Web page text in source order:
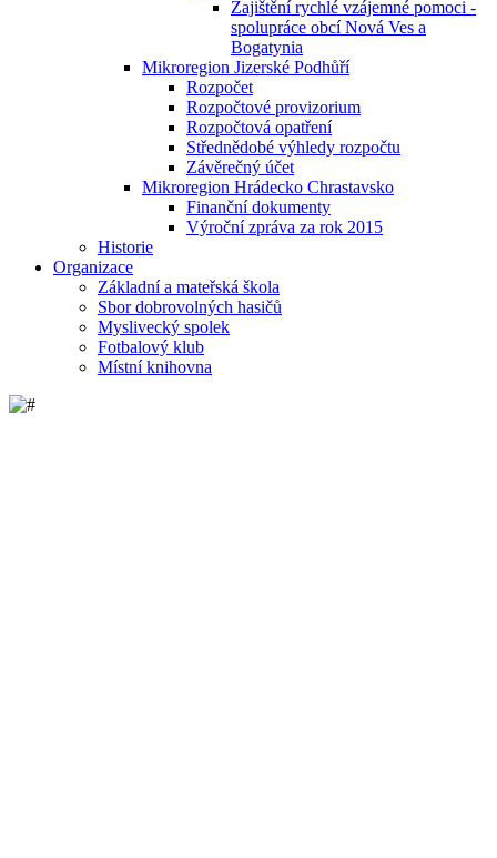
Zajištění rychlé vzájemné pomoci -
spolupráce obcí Nová Ves a
Bogatynia
Mikroregion Jizerské Podhůří
Rozpočet
Rozpočtové provizorium
Rozpočtová opatření
Střednědobé výhledy rozpočtu
Závěrečný účet
Mikroregion Hrádecko Chrastavsko
Finanční dokumenty
Výroční zpráva za rok 2015
Historie
Organizace
Základní a mateřská škola
Sbor dobrovolných hasičů
Myslivecký spolek
Fotbalový klub
Místní knihovna